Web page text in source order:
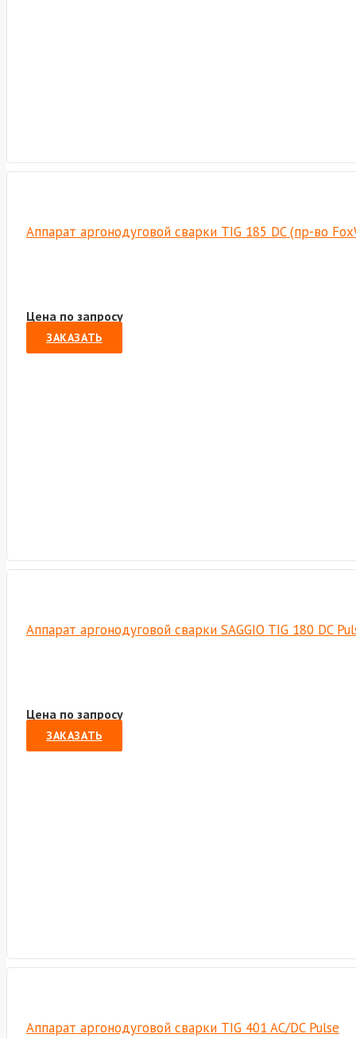
Аппарат аргонодуговой сварки TIG 185 DC (пр-во
Цена по запросу
ЗАКАЗАТЬ
Аппарат аргонодуговой сварки SAGGIO TIG 180 DC
Цена по запросу
ЗАКАЗАТЬ
Аппарат аргонодуговой сварки TIG 401 AC/DC Pulse